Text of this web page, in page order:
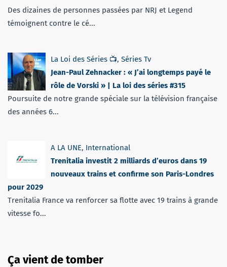
Des dizaines de personnes passées par NRJ et Legend
témoignent contre le cé...
La Loi des Séries 📺, Séries Tv
Jean-Paul Zehnacker : « J’ai longtemps payé le
rôle de Vorski » | La loi des séries #315
Poursuite de notre grande spéciale sur la télévision française
des années 6...
A LA UNE, International
Trenitalia investit 2 milliards d’euros dans 19
nouveaux trains et confirme son Paris-Londres
pour 2029
Trenitalia France va renforcer sa flotte avec 19 trains à grande
vitesse fo...
Ça vient de tomber